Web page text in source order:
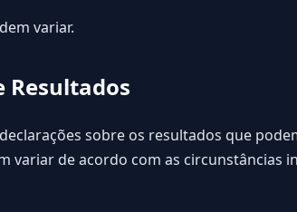
variar.
Resultados
sobre os resultados que
variar de acordo com as circunstâncias